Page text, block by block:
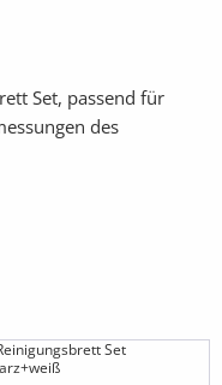
Set, passend für
des
Set